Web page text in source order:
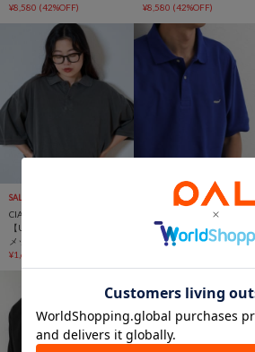
ロシャツ / ビズポロ 26SS
¥8,580 (42%OFF)
ロシャツ / ビズポロ 26SS
¥8,580 (42%OFF)
SALE
CIAOPANIC TYPY
【UNISEX】ピグメント加工
メッシュポロ
¥1,650
TIME SALE
【BECシリーズ】【WEB限
定】《ビジカジ対応》クジ
ィリティポロシャツ 26SS